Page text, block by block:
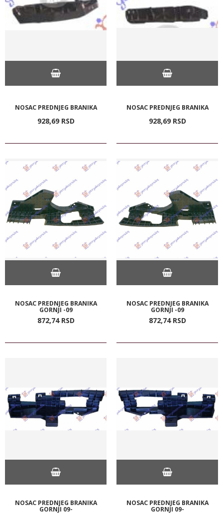
NOSAC PREDNJEG BRANIKA
928,69 RSD
NOSAC PREDNJEG BRANIKA
928,69 RSD
NOSAC PREDNJEG BRANIKA
GORNJI -09
872,74 RSD
NOSAC PREDNJEG BRANIKA
GORNJI -09
872,74 RSD
NOSAC PREDNJEG BRANIKA
GORNJI 09-
NOSAC PREDNJEG BRANIKA
GORNJI 09-